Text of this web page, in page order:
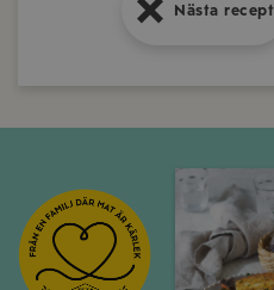
Nästa recept
Måndag